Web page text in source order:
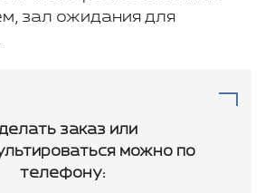
зал ожидания для
заказ или
можно по
телефону: